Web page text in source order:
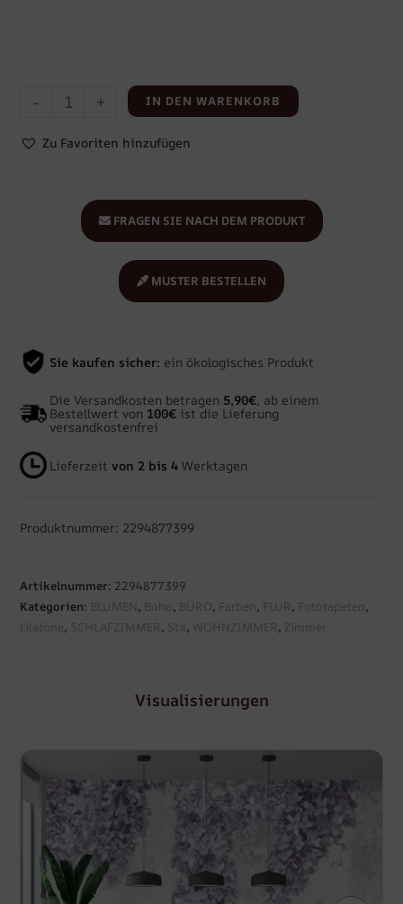
- + IN DEN WARENKORB
Zu Favoriten hinzufügen
MUSTER BESTELLEN
FRAGEN SIE NACH DEM PRODUKT
Sie kaufen sicher: ein ökologisches Produkt
Die Versandkosten betragen 5,90€, ab einem
Bestellwert von 100€ ist die Lieferung
versandkostenfrei
Lieferzeitvon 2 bis 4 Werktagen
Produktnummer: 2294877399
Artikelnummer: 2294877399
Kategorien: BLUMEN , Boho , BÜRO, Farben , FLUR, Fototapeten ,
Lilatöne, SCHLAFZIMMER, Stil, WOHNZIMMER, Zimmer
Visualisierungen